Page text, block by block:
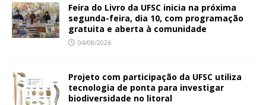
Feira do Livro da UFSC inicia na próxima
segunda-feira, dia 10, com programação
gratuita e aberta à comunidade
04/08/2026
Projeto com participação da UFSC utiliza
tecnologia de ponta para investigar
biodiversidade no litoral